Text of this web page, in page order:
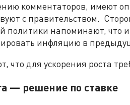
комментаторов, имеют
с правительством.
политики напоминают, что
инфляцию в
что для ускорения роста
— решение по ставке